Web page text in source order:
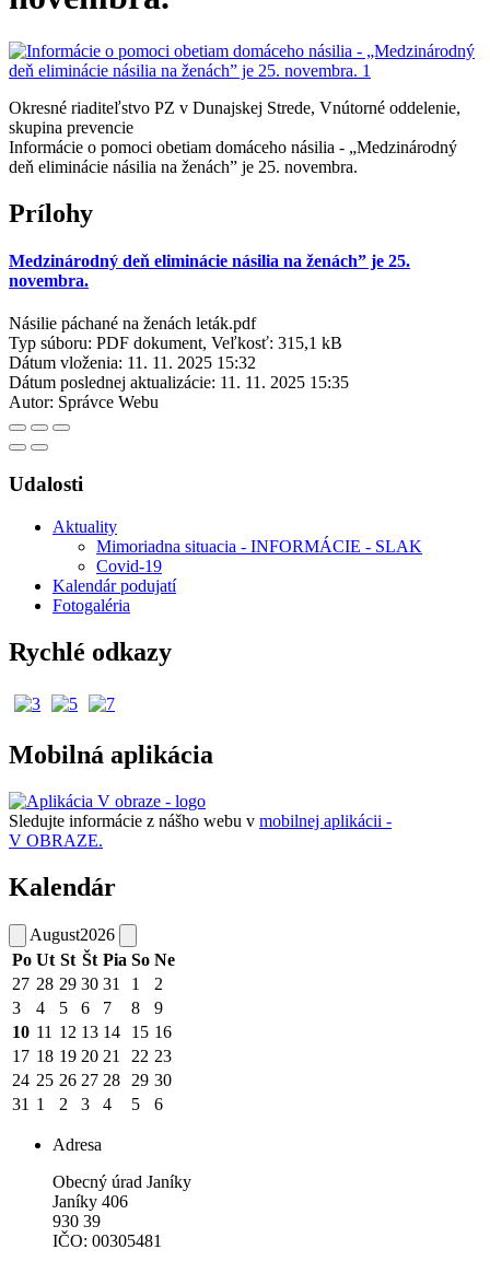
Okresné riaditeľstvo PZ v Dunajskej Strede, Vnútorné oddelenie,
skupina prevencie
Informácie o pomoci obetiam domáceho násilia - „Medzinárodný
deň eliminácie násilia na ženách” je 25. novembra.
Prílohy
Medzinárodný deň eliminácie násilia na ženách” je 25.
novembra.
Násilie páchané na ženách leták.pdf
Typ súboru: PDF dokument, Veľkosť: 315,1 kB
Dátum vloženia: 11. 11. 2025 15:32
Dátum poslednej aktualizácie: 11. 11. 2025 15:35
Autor: Správce Webu
Udalosti
Aktuality
Mimoriadna situacia - INFORMÁCIE - SLAK
Covid-19
Kalendár podujatí
Fotogaléria
Rychlé odkazy
Mobilná aplikácia
Sledujte informácie z nášho webu v mobilnej aplikácii -
V OBRAZE.
Kalendár
August2026
Po Ut St Št Pia So Ne
27 28 29 30 31 1
2
3
4 5 6 7 8
9
10 11 12 13 14 15 16
17 18 19 20 21 22 23
24 25 26 27 28 29 30
31 1 2 3 4 5 6
Adresa
Obecný úrad Janíky
Janíky 406
930 39
IČO: 00305481